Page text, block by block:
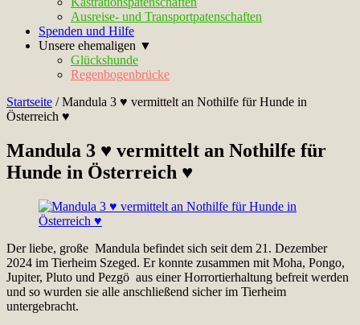
Ausreise- und Transportpatenschaften
Spenden und Hilfe
Unsere ehemaligen ▼
Glückshunde
Regenbogenbrücke
Startseite /Mandula 3 ♥ vermittelt an Nothilfe für Hunde in
Österreich ♥
Mandula 3 ♥ vermittelt an Nothilfe für
Hunde in Österreich ♥
Der liebe, große Mandula befindet sich seit dem 21. Dezember
2024 im Tierheim Szeged. Er konnte zusammen mit Moha, Pongo,
Jupiter, Pluto und Pezgö aus einer Horrortierhaltung befreit werden
und so wurden sie alle anschließend sicher im Tierheim
untergebracht.